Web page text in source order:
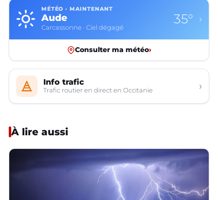
MÉTÉO · MAINTENANT
Aude
Carcassonne · Ciel dégagé
35° ›
Consulter ma météo›
Info trafic
Trafic routier en direct en Occitanie ›
À lire aussi